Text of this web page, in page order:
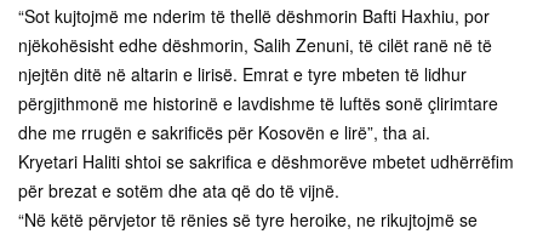
“Sot kujtojmë me nderim të thellë dëshmorin Bafti Haxhiu, por
njëkohësisht edhe dëshmorin, Salih Zenuni, të cilët ranë në të
njejtën ditë në altarin e lirisë. Emrat e tyre mbeten të lidhur
përgjithmonë me historinë e lavdishme të luftës sonë çlirimtare
dhe me rrugën e sakrificës për Kosovën e lirë”, tha ai.
Kryetari Haliti shtoi se sakrifica e dëshmorëve mbetet udhërrëfim
për brezat e sotëm dhe ata që do të vijnë.
“Në këtë përvjetor të rënies së tyre heroike, ne rikujtojmë se